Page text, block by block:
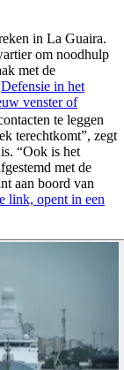
in La Guaira.
om noodhulp
met de
Defensie in het
venster of
te leggen
terechtkomt”, zegt
“Ook is het
met de
aan boord van
link, opent in een